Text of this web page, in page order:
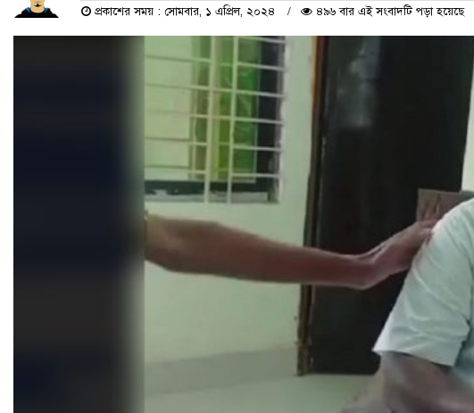
প্রকাশের সময় : সোমবার, ১ এপ্রিল, ২০২৪ ৪৯৬ বার এই সংবাদটি পড়া হয়েছে